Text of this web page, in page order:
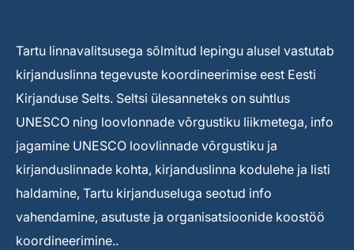
Tartu linnavalitsusega sõlmitud lepingu alusel vastutab
kirjanduslinna tegevuste koordineerimise eest Eesti
Kirjanduse Selts. Seltsi ülesanneteks on suhtlus
UNESCO ning loovlonnade võrgustiku liikmetega, info
jagamine UNESCO loovlinnade võrgustiku ja
kirjanduslinnade kohta, kirjanduslinna kodulehe ja listi
haldamine, Tartu kirjanduseluga seotud info
vahendamine, asutuste ja organisatsioonide koostöö
koordineerimine..